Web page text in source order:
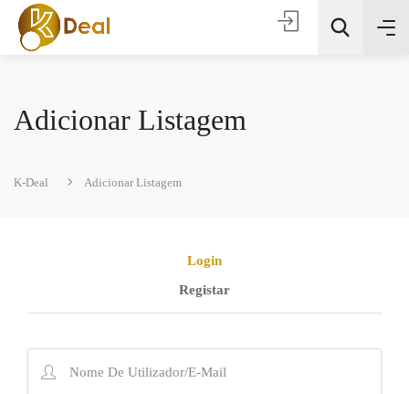
Procura
Adicionar Listagem
K-Deal Adicionar Listagem
Login
Registar